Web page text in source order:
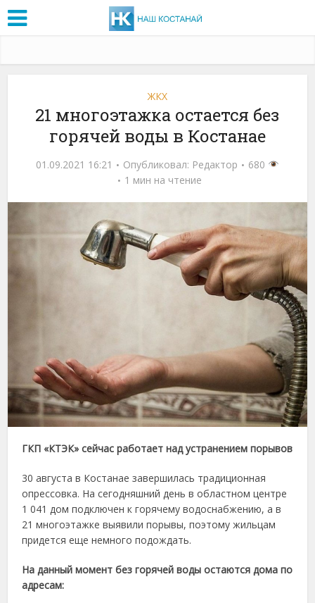
ЖКХ
21 многоэтажка остается без
горячей воды в Костанае
01.09.2021 16:21 Опубликовал: Редактор
680
1 мин на чтение
ГКП «КТЭК» сейчас работает над устранением порывов
30 августа в Костанае завершилась традиционная
опрессовка. На сегодняшний день в областном центре
1 041 дом подключен к горячему водоснабжению, а в
21 многоэтажке выявили порывы, поэтому жильцам
придется еще немного подождать.
На данный момент без горячей воды остаются дома по
адресам: